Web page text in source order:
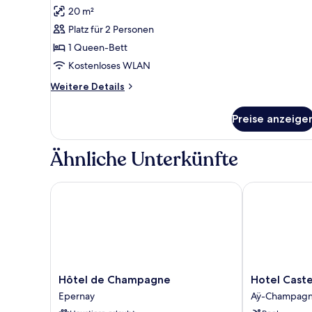
Doppelzimmer
(Intemporelle)
anzeigen
Bewertungen)
20 m²
Platz für 2 Personen
1 Queen-Bett
Kostenloses WLAN
Weitere Details
Weitere
(Intemporelle)
Preise
Ähnliche Unterkünfte
Hôtel
de
Champagne
Hôtel de Champagne
Epernay
Hôtel de Champagne
Hotel
Castel
Jeanson
Hotel
Aÿ-
Hotel Castel